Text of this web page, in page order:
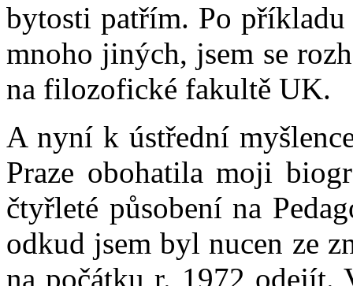
bytosti patřím. Po
mnoho jiných, jsem se
na filozofické fakultě UK.
A nyní k ústřední
Praze obohatila moji
čtyřleté působení na
odkud jsem byl nucen ze
na počátku r. 1972 odejít.